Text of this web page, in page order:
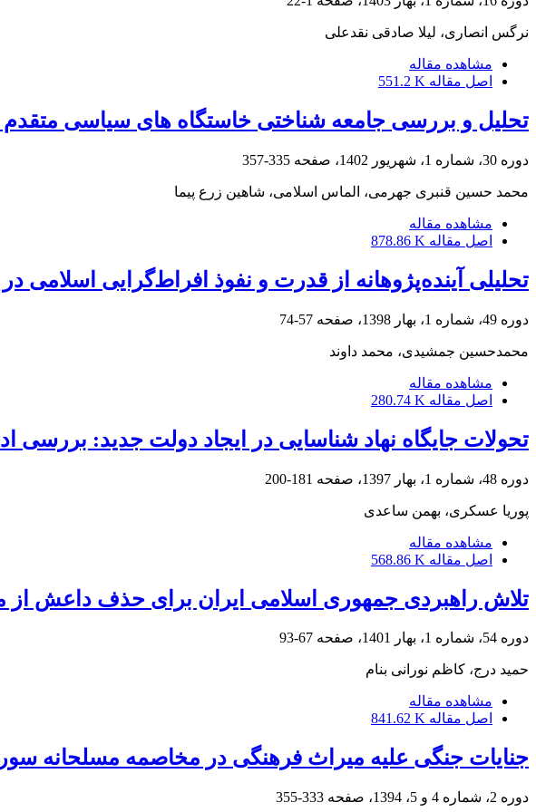
نرگس انصاری، لیلا صادقی نقدعلی
مشاهده مقاله
اصل مقاله 551.2 K
تحلیل و بررسی جامعه شناختی خاستگاه های سیاسی
دوره 30، شماره 1، شهریور 1402، صفحه 335-357
محمد حسین قنبری جهرمی، الماس اسلامی، شاهین زرع پیما
مشاهده مقاله
اصل مقاله 878.86 K
تحلیلی آینده‌پژوهانه از قدرت و نفوذ افراط‌گرایی
دوره 49، شماره 1، بهار 1398، صفحه 57-74
محمدحسین جمشیدی، محمد داوند
مشاهده مقاله
اصل مقاله 280.74 K
تحولات جایگاه نهاد شناسایی در ایجاد دولت جدید: بررسی
دوره 48، شماره 1، بهار 1397، صفحه 181-200
پوریا عسکری، بهمن ساعدی
مشاهده مقاله
اصل مقاله 568.86 K
تلاش راهبردی جمهوری اسلامی ایران برای حذف داعش از
دوره 54، شماره 1، بهار 1401، صفحه 67-93
حمید درج، کاظم نورانی بنام
مشاهده مقاله
اصل مقاله 841.62 K
جنایات جنگی علیه میراث فرهنگی در مخاصمه مسلحانه
دوره 2، شماره 4 و 5، 1394، صفحه 333-355